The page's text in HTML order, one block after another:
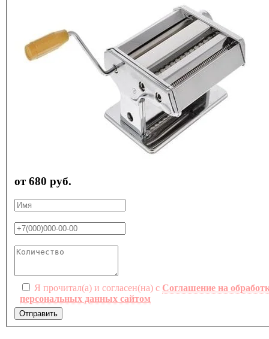
от 680 руб.
Я прочитал(а) и согласен(на) с Соглашение на
персональных данных сайтом
Отправить